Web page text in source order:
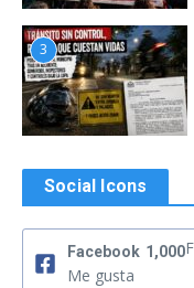
3
Social Icons
Facebook 1,000
Me gusta